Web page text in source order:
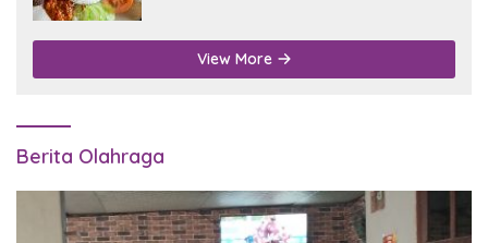
View More
Berita Olahraga